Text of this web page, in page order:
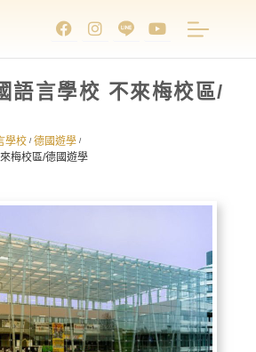
語言學校 不來梅校區/
學校 / 德國遊學 /
梅校區/德國遊學